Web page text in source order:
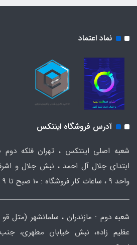
نماد اعتماد
آدرس فروشگاه اینتکس
شعبه اصلی اینتکس ، تهران فلکه دوم
واحد ۹ ، ساعات کار فروشگاه : ۱۰ صبح تا ۹ شب.
عظیم زاده، نبش خیابان مطهری،